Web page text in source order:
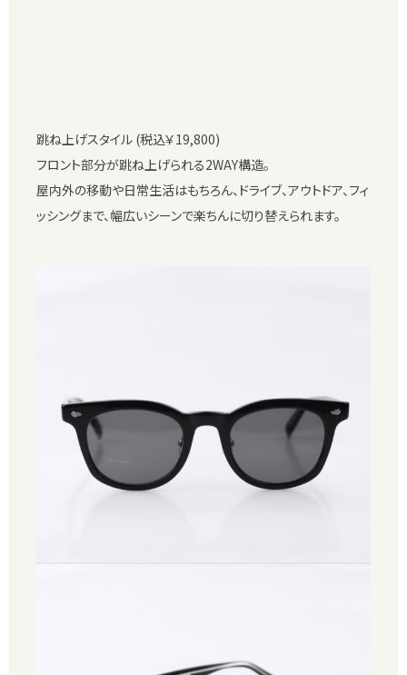
跳ね上げスタイル (税込￥19,800)
フロント部分が跳ね上げられる2WAY構造。
屋内外の移動や日常生活はもちろん、ドライブ、アウトドア、フィ
ッシングまで、幅広いシーンで楽ちんに切り替えられます。